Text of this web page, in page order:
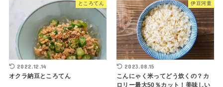
ところてん
2022.12.14
オクラ納豆ところてん
伊豆河童
2023.08.15
こんにゃく米ってどう炊くの？カ
ロリー最大50％カット！美味しい